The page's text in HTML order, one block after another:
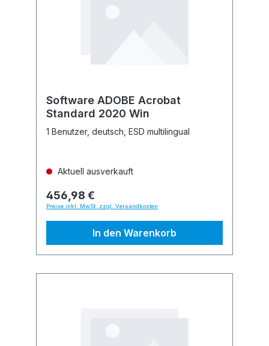
Software ADOBE Acrobat
Standard 2020 Win
1 Benutzer, deutsch, ESD multilingual
Aktuell ausverkauft
456,98 €
Preise inkl. MwSt. zzgl. Versandkosten
In den Warenkorb